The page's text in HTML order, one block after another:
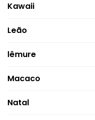
Kawaii
Leão
lêmure
Macaco
Natal